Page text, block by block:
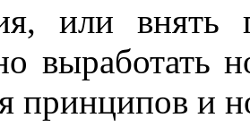
или внять
выработать
принципов и